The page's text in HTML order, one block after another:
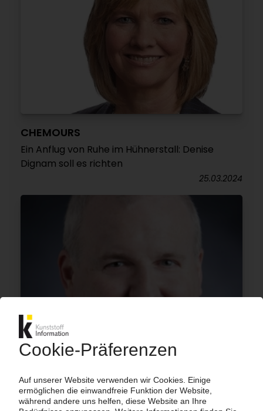
CHEMOURS
Ein Anflug von Ruhe im Hühnerstall: Denise
Dignam soll es richten
25.03.2024
DUPONT
DowDuPont-Abspaltung als neuer Konzern